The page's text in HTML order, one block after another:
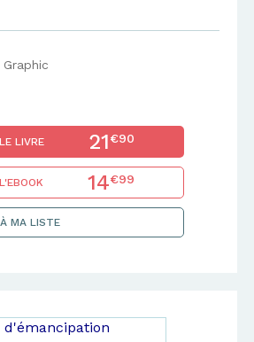
Graphic
LIVRE 21€90
14€99
MA LISTE